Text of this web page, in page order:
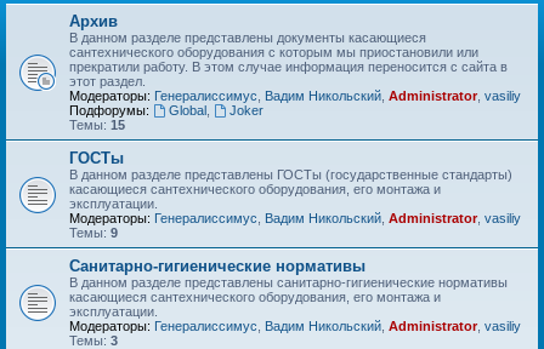
Архив
В данном разделе представлены документы касающиеся
сантехнического оборудования с которым мы приостановили или
прекратили работу. В этом случае информация переносится с сайта в
этот раздел.
Модераторы: Генералиссимус Вадим Никольский Administrator, vasiliy
Подфорумы:
Global,
Joker
Темы: 15
ГОСТы
В данном разделе представлены ГОСТы (государственные стандарты)
касающиеся сантехнического оборудования, его монтажа и
эксплуатации.
Модераторы: Генералиссимус Вадим Никольский Administrator, vasiliy
Темы: 9
Санитарно-гигиенические нормативы
В данном разделе представлены санитарно-гигиенические нормативы
касающиеся сантехнического оборудования, его монтажа и
эксплуатации.
Модераторы: Генералиссимус Вадим Никольский Administrator, vasiliy
Темы: 3